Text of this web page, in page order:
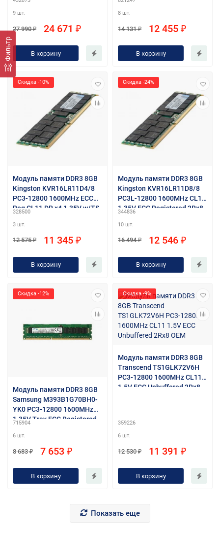
Фильтр
9 шт.
27 990 ₽ 24 671 ₽
В корзину
8 шт.
14 131 ₽ 12 455 ₽
В корзину
Скидка -10%
Модуль памяти DDR3 8GB
Kingston KVR16LR11D4/8
PC3-12800 1600MHz ECC
Reg CL11 DR x4 1.35V w/TS
328500
3 шт.
12 575 ₽ 11 345 ₽
В корзину
Скидка -24%
Модуль памяти DDR3 8GB
Kingston KVR16LR11D8/8
PC3L-12800 1600MHz CL11
1.35V ECC Registered 2Rx8
344836
10 шт.
16 494 ₽ 12 546 ₽
В корзину
Скидка -12%
Модуль памяти DDR3 8GB
Samsung M393B1G70BH0-
YK0 PC3-12800 1600MHz
1.35V Tray ECC Registered
715904
6 шт.
8 683 ₽ 7 653 ₽
В корзину
Скидка -9%
Модуль памяти DDR3 8GB
Transcend TS1GLK72V6H
PC3-12800 1600MHz CL11
1.5V ECC Unbuffered 2Rx8
359226
6 шт.
12 530 ₽ 11 391 ₽
В корзину
Показать еще